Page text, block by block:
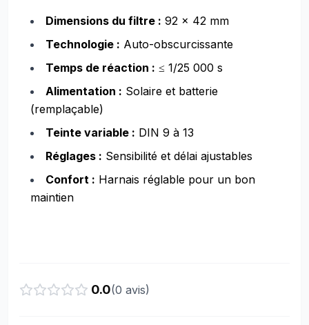
Dimensions du filtre : 92 × 42 mm
Technologie : Auto-obscurcissante
Temps de réaction : ≤ 1/25 000 s
Alimentation : Solaire et batterie
(remplaçable)
Teinte variable : DIN 9 à 13
Réglages : Sensibilité et délai ajustables
Confort : Harnais réglable pour un bon
maintien
0.0(0 avis)